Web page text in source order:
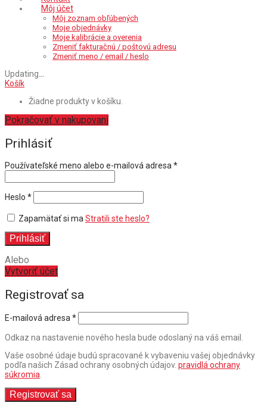
Môj účet
Môj zoznam obľúbených
Moje objednávky
Moje kalibrácie a overenia
Zmeniť fakturačnú / poštovú adresu
Zmeniť meno / email / heslo
Updating…
Košík
Žiadne produkty v košíku.
Pokračovať v nakupovaní
Prihlásiť
Používateľské meno alebo e-mailová adresa *Povinné
Heslo *Povinné
Zapamätať si ma Stratili ste heslo?
Prihlásiť
Alebo
Vytvoriť účet
Registrovať sa
E-mailová adresa *
Odkaz na nastavenie nového hesla bude odoslaný na váš email.
Vaše osobné údaje budú spracované k vybaveniu vašej objednávky
podľa našich Zásad ochrany osobných údajov. pravidlá ochrany
súkromia
Registrovať sa